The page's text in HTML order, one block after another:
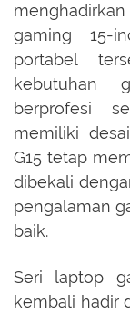
gaming 15-
portabel
kebutuhan
berprofesi
memiliki
G15 tetap
dibekali
pengalaman
baik.
Seri laptop
kembali hadir